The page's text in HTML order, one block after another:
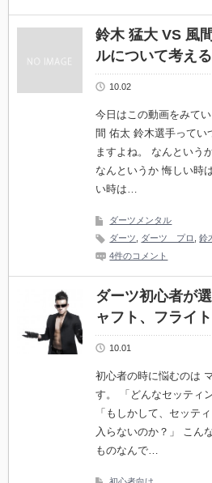
鈴木 猛大 VS 風
ルについて考える
10.02
今日はこの動画をみて
間 佑太 鈴木選手ってい
ますよね。 なんという
なんというか 悔しい時
い時は…
ダーツメンタル
ダーツ
ダーツ プロ ,鈴
4件のコメント
ダーツ初心者が
ャフト、フライト
10.01
初心者の時に悩むのは
す。 「どんなセッティ
「もしかして、セッテ
入らないのか？」 こん
ものなんで…